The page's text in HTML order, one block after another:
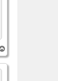
r
r